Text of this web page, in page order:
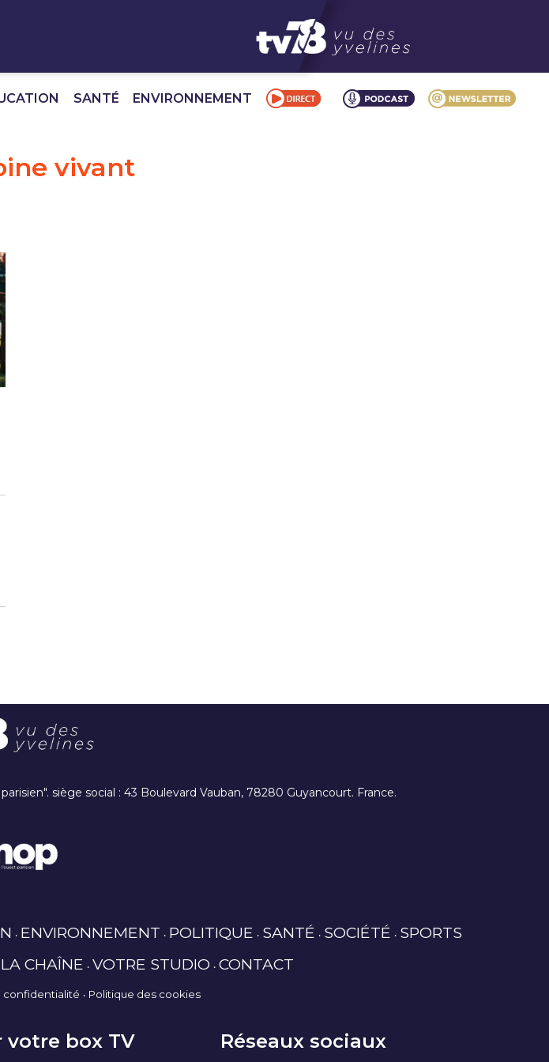
SANTÉ ENVIRONNEMENT
vivant
siège social : 43 Boulevard Vauban, 78280 Guyancourt. France.
ENVIRONNEMENT POLITIQUE SANTÉ SOCIÉTÉ SPORTS
CHAÎNE VOTRE STUDIO CONTACT
confidentialité Politique des cookies
votre box TV Réseaux sociaux